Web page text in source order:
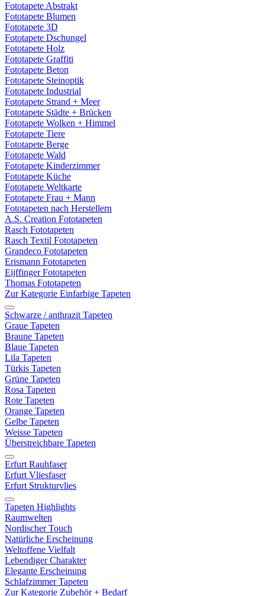
Fototapete Abstrakt
Fototapete Blumen
Fototapete 3D
Fototapete Dschungel
Fototapete Holz
Fototapete Graffiti
Fototapete Beton
Fototapete Steinoptik
Fototapete Industrial
Fototapete Strand + Meer
Fototapete Städte + Brücken
Fototapete Wolken + Himmel
Fototapete Tiere
Fototapete Berge
Fototapete Wald
Fototapete Kinderzimmer
Fototapete Küche
Fototapete Weltkarte
Fototapete Frau + Mann
Fototapeten nach Herstellern
A.S. Creation Fototapeten
Rasch Fototapeten
Rasch Textil Fototapeten
Grandeco Fototapeten
Erismann Fototapeten
Eijffinger Fototapeten
Thomas Fototapeten
Zur Kategorie Einfarbige Tapeten
Schwarze / anthrazit Tapeten
Graue Tapeten
Braune Tapeten
Blaue Tapeten
Lila Tapeten
Türkis Tapeten
Grüne Tapeten
Rosa Tapeten
Rote Tapeten
Orange Tapeten
Gelbe Tapeten
Weisse Tapeten
Überstreichbare Tapeten
Erfurt Rauhfaser
Erfurt Vliesfaser
Erfurt Strukturvlies
Tapeten Highlights
Raumwelten
Nordischer Touch
Natürliche Erscheinung
Weltoffene Vielfalt
Lebendiger Charakter
Elegante Erscheinung
Schlafzimmer Tapeten
Zur Kategorie Zubehör + Bedarf